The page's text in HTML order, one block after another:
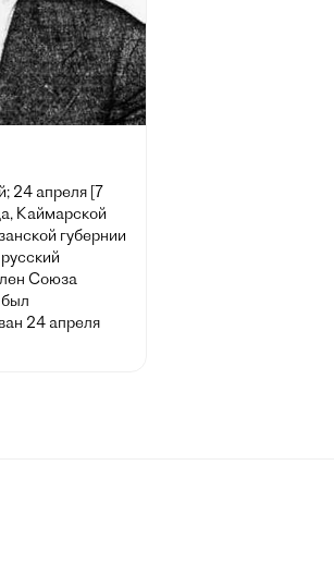
24 апреля [7
Каймарской
губернии
Союза
24 апреля